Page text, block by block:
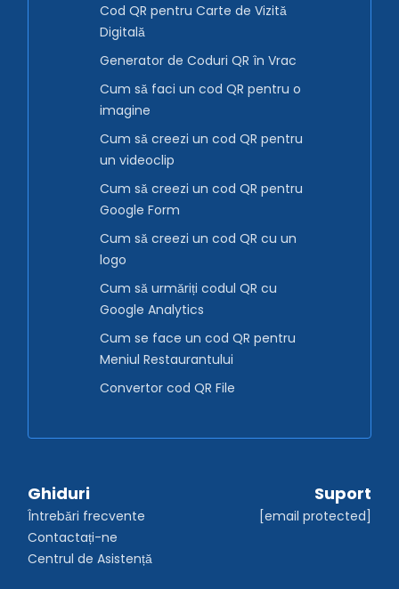
Cod QR pentru Carte de Vizită
Digitală
Generator de Coduri QR în Vrac
Cum să faci un cod QR pentru o
imagine
Cum să creezi un cod QR pentru
un videoclip
Cum să creezi un cod QR pentru
Google Form
Cum să creezi un cod QR cu un
logo
Cum să urmăriți codul QR cu
Google Analytics
Cum se face un cod QR pentru
Meniul Restaurantului
Convertor cod QR File
Ghiduri
Întrebări frecvente
Contactați-ne
Centrul de Asistență
Suport
[email protected]